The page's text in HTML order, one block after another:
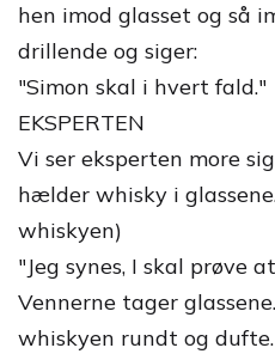
hen imod glasset og så
drillende og siger:
"Simon skal i hvert fald."
EKSPERTEN
Vi ser eksperten more
hælder whisky i
whiskyen)
"Jeg synes, I skal prøve
Vennerne tager
whiskyen rundt og